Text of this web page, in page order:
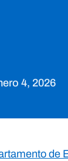
4, 2026
de